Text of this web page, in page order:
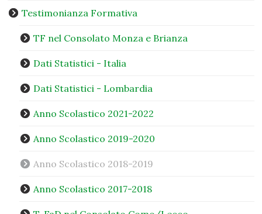
Testimonianza Formativa
TF nel Consolato Monza e Brianza
Dati Statistici - Italia
Dati Statistici - Lombardia
Anno Scolastico 2021-2022
Anno Scolastico 2019-2020
Anno Scolastico 2018-2019
Anno Scolastico 2017-2018